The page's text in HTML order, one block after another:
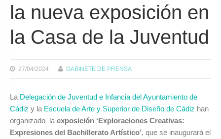
la nueva exposición en
la Casa de la Juventud
27/04/2024 GABINETE DE PRENSA
La Delegación de Juventud e Infancia del Ayuntamiento de
Cádiz y la Escuela de Arte y Superior de Diseño de Cádiz han
organizado la exposición ‘Exploraciones Creativas:
Expresiones del Bachillerato Artístico’, que se inaugurará el